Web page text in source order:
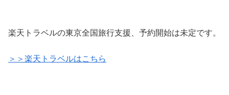
楽天トラベルの東京全国旅行支援、予約開始は未定です。
＞＞楽天トラベルはこちら